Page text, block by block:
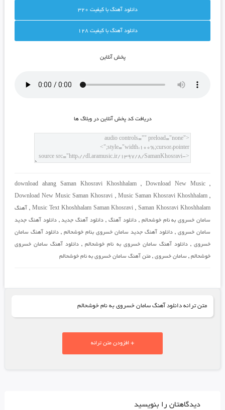
دانلود آهنگ با کيفيت 320
دانلود آهنگ با کيفيت 128
پخش آنلاين
دريافت کد پخش آنلاين در وبلاگ ها
download ahang Saman Khosravi Khoshhalam ,Download New Music ,
Download New Music Saman Khosravi , Music Saman Khosravi Khoshhalam ,
Music Text Khoshhalam Saman Khosravi ,Saman Khosravi Khoshhalam
, آهنگ
سامان خسروی به نام خوشحالم ,دانلود آهنگ , دانلود آهنگ جدید,دانلود آهنگ جدید
سامان خسروی, دانلود آهنگ جدید سامان خسروی بنام خوشحالم ,دانلود آهنگ سامان
خسروی,دانلود آهنگ سامان خسروی به نام خوشحالم, دانلود آهنگ سامان خسروی
خوشحالم, سامان خسروی, متن آهنگ سامان خسروی به نام خوشحالم
متن ترانه دانلود آهنگ سامان خسروی به نام خوشحالم
+ افزودن متن ترانه
دیدگاهتان را بنویسید